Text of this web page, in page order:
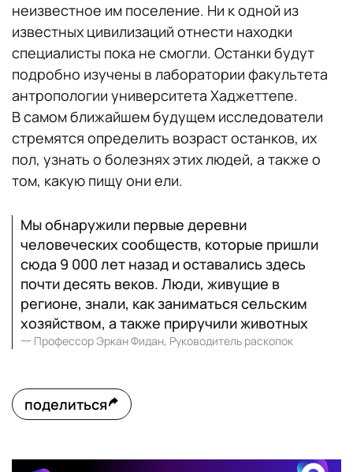
неизвестное им поселение. Ни к одной из
известных цивилизаций отнести находки
специалисты пока не смогли. Останки будут
подробно изучены в лаборатории факультета
антропологии университета Хаджеттепе.
В самом ближайшем будущем исследователи
стремятся определить возраст останков, их
пол, узнать о болезнях этих людей, а также о
том, какую пищу они ели.
Мы обнаружили первые деревни
человеческих сообществ, которые пришли
сюда 9 000 лет назад и оставались здесь
почти десять веков. Люди, живущие в
регионе, знали, как заниматься сельским
хозяйством, а также приручили животных
一 Профессор Эркан Фидан, Руководитель раскопок
поделиться